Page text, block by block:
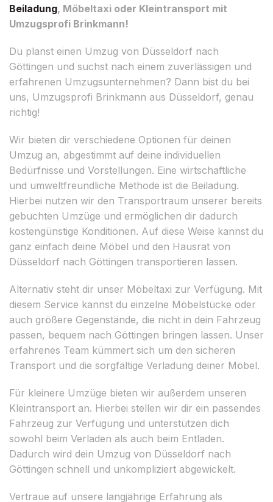
Beiladung, Möbeltaxi oder Kleintransport mit
Umzugsprofi Brinkmann!
Du planst einen Umzug von Düsseldorf nach
Göttingen und suchst nach einem zuverlässigen und
erfahrenen Umzugsunternehmen? Dann bist du bei
uns, Umzugsprofi Brinkmann aus Düsseldorf, genau
richtig!
Wir bieten dir verschiedene Optionen für deinen
Umzug an, abgestimmt auf deine individuellen
Bedürfnisse und Vorstellungen. Eine wirtschaftliche
und umweltfreundliche Methode ist die Beiladung.
Hierbei nutzen wir den Transportraum unserer bereits
gebuchten Umzüge und ermöglichen dir dadurch
kostengünstige Konditionen. Auf diese Weise kannst du
ganz einfach deine Möbel und den Hausrat von
Düsseldorf nach Göttingen transportieren lassen.
Alternativ steht dir unser Möbeltaxi zur Verfügung. Mit
diesem Service kannst du einzelne Möbelstücke oder
auch größere Gegenstände, die nicht in dein Fahrzeug
passen, bequem nach Göttingen bringen lassen. Unser
erfahrenes Team kümmert sich um den sicheren
Transport und die sorgfältige Verladung deiner Möbel.
Für kleinere Umzüge bieten wir außerdem unseren
Kleintransport an. Hierbei stellen wir dir ein passendes
Fahrzeug zur Verfügung und unterstützen dich
sowohl beim Verladen als auch beim Entladen.
Dadurch wird dein Umzug von Düsseldorf nach
Göttingen schnell und unkompliziert abgewickelt.
Vertraue auf unsere langjährige Erfahrung als